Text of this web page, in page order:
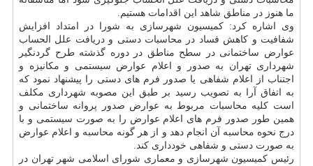
ما هنوز در مناطق شاهد این اقدامات هستیم.
وی اشاره كرد: كمیسیون شهرسازی به شورا در امتداد افزایش
شفافیت و كاهش فساد در محاسبات دستی و دریافت علل الحساب
عوارض ساختمانی در سطح مناطق در دوره گذشته طرح گردنگیر
شهرداری تهران به صدور و اعلام عوارض سیستمی و مكانیزه و
اجتناب از اعلام شفاهی یا صدور فرم های دستی را پیشنهاد نمود كه
به اتفاق آرا به تصویب رسید بر طبق این مصوبه شهرداری مكلف
است كلیه محاسبات مربوط به عوارض صدور پروانه ساختمانی و
همین طور صدور فرم های اعلام عوارض را به صورت سیستمی و با
درج نحوه محاسبه آن انجام دهد و از هر گونه محاسبه و اعلام عوارض
به صورت دستی و شفاهی خودداری كند.
رئیس كمیسیون شهرسازی و معماری شورای اسلامی شهر تهران در